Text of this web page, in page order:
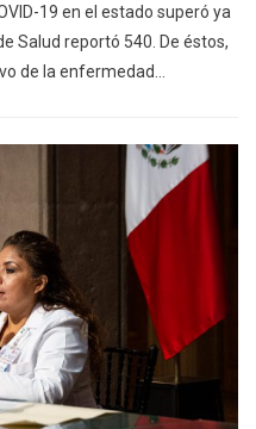
19 en el estado superó ya
Salud reportó 540. De éstos,
de la enfermedad…